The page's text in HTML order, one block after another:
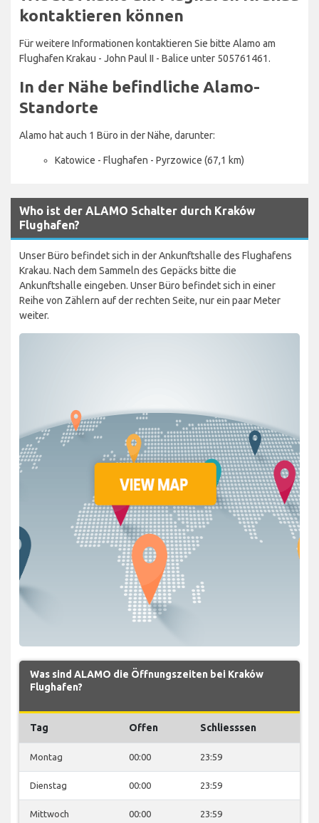
kontaktieren können
Für weitere Informationen kontaktieren Sie bitte Alamo am
Flughafen Krakau - John Paul II - Balice unter 505761461.
In der Nähe befindliche Alamo-
Standorte
Alamo hat auch 1 Büro in der Nähe, darunter:
Katowice - Flughafen - Pyrzowice (67,1 km)
Who ist der ALAMO Schalter durch Kraków
Flughafen?
Unser Büro befindet sich in der Ankunftshalle des Flughafens
Krakau. Nach dem Sammeln des Gepäcks bitte die
Ankunftshalle eingeben. Unser Büro befindet sich in einer
Reihe von Zählern auf der rechten Seite, nur ein paar Meter
weiter.
Was sind ALAMO die Öffnungszeiten bei Kraków
Flughafen?
Tag Offen Schliesssen
Montag 00:00 23:59
Dienstag 00:00 23:59
Mittwoch 00:00 23:59